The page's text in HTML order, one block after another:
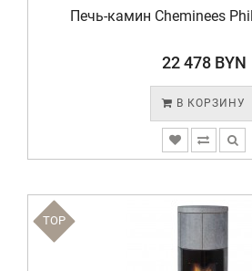
Печь-камин Cheminees
22 478 BYN
В КОРЗИНУ
TOP